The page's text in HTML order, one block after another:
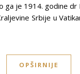
je 1914. godine dr
Srbije u
OPŠIRNIJE